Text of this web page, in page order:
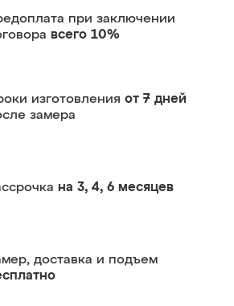
при заключении
всего 10%
изготовления от 7 дней
замера
на 3, 4, 6 месяцев
доставка и подъем